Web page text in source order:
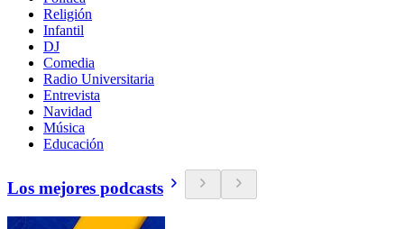
Religión
Infantil
DJ
Comedia
Radio Universitaria
Entrevista
Navidad
Música
Educación
Los mejores podcasts